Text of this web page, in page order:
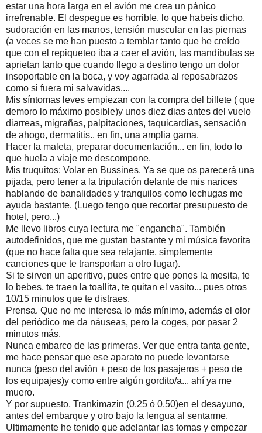
estar una hora larga en el avión me crea un pánico
irrefrenable. El despegue es horrible, lo que habeis dicho,
sudoración en las manos, tensión muscular en las piernas
(a veces se me han puesto a temblar tanto que he creído
que con el repiqueteo iba a caer el avión, las mandíbulas se
aprietan tanto que cuando llego a destino tengo un dolor
insoportable en la boca, y voy agarrada al reposabrazos
como si fuera mi salvavidas....
Mis síntomas leves empiezan con la compra del billete ( que
demoro lo máximo posible)y unos diez dias antes del vuelo
diarreas, migrañas, palpitaciones, taquicardias, sensación
de ahogo, dermatitis.. en fin, una amplia gama.
Hacer la maleta, preparar documentación... en fin, todo lo
que huela a viaje me descompone.
Mis truquitos: Volar en Bussines. Ya se que os parecerá una
pijada, pero tener a la tripulación delante de mis narices
hablando de banalidades y tranquilos como lechugas me
ayuda bastante. (Luego tengo que recortar presupuesto de
hotel, pero...)
Me llevo libros cuya lectura me "engancha". También
autodefinidos, que me gustan bastante y mi música favorita
(que no hace falta que sea relajante, simplemente
canciones que te transportan a otro lugar).
Si te sirven un aperitivo, pues entre que pones la mesita, te
lo bebes, te traen la toallita, te quitan el vasito... pues otros
10/15 minutos que te distraes.
Prensa. Que no me interesa lo más mínimo, además el olor
del periódico me da náuseas, pero la coges, por pasar 2
minutos más.
Nunca embarco de las primeras. Ver que entra tanta gente,
me hace pensar que ese aparato no puede levantarse
nunca (peso del avión + peso de los pasajeros + peso de
los equipajes)y como entre algún gordito/a... ahí ya me
muero.
Y por supuesto, Trankimazin (0.25 ó 0.50)en el desayuno,
antes del embarque y otro bajo la lengua al sentarme.
Ultimamente he tenido que adelantar las tomas y empezar